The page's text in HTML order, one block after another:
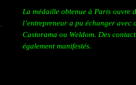
La médaille obtenue à Paris ouvre
l’entrepreneur a pu échanger avec
Castorama ou Weldom. Des
également manifestés.